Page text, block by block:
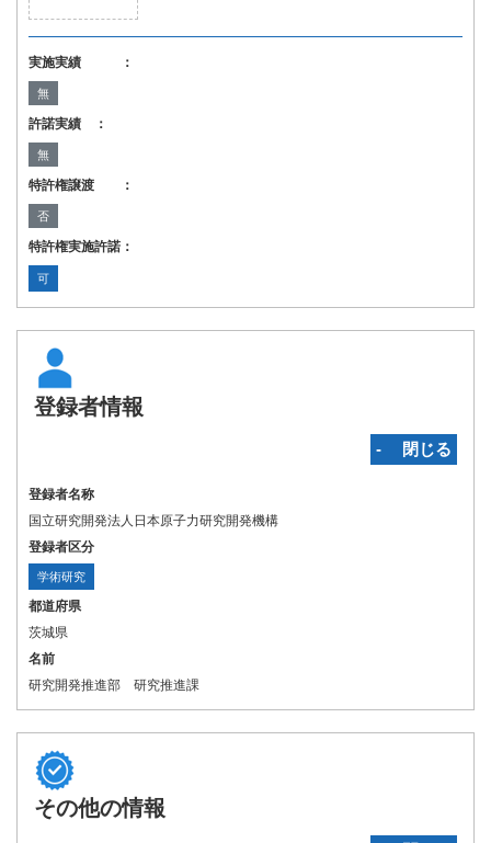
実施実績 ：
無
許諾実績 ：
無
特許権譲渡 ：
否
特許権実施許諾：
可
登録者情報
‐ 閉じる
登録者名称
国立研究開発法人日本原子力研究開発機構
登録者区分
学術研究
都道府県
茨城県
名前
研究開発推進部 研究推進課
その他の情報